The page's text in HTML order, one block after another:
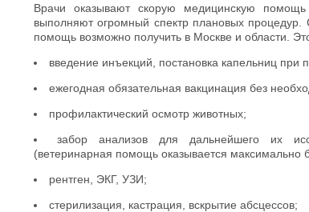
Врачи оказывают скорую медицинскую
выполняют огромный спектр плановых
помощь возможно получить в Москве и области.
введение инъекций, постановка капельниц при
ежегодная обязательная вакцинация без
профилактический осмотр животных;
забор анализов для дальнейшего их
(ветеринарная помощь оказывается максимально
рентген, ЭКГ, УЗИ;
стерилизация, кастрация, вскрытие абсцессов;